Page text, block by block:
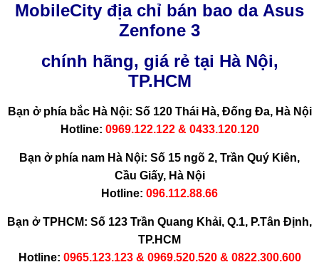
MobileCity địa chỉ bán bao da Asus
Zenfone 3
chính hãng, giá rẻ tại Hà Nội,
TP.HCM
Bạn ở phía bắc Hà Nội: Số 120 Thái Hà, Đống Đa, Hà Nội
Hotline: 0969.122.122 & 0433.120.120
Bạn ở phía nam Hà Nội: Số 15 ngõ 2, Trần Quý Kiên,
Cầu Giấy, Hà Nội
Hotline: 096.112.88.66
Bạn ở TPHCM: Số 123 Trần Quang Khải, Q.1, P.Tân Định,
TP.HCM
Hotline: 0965.123.123 & 0969.520.520 & 0822.300.600